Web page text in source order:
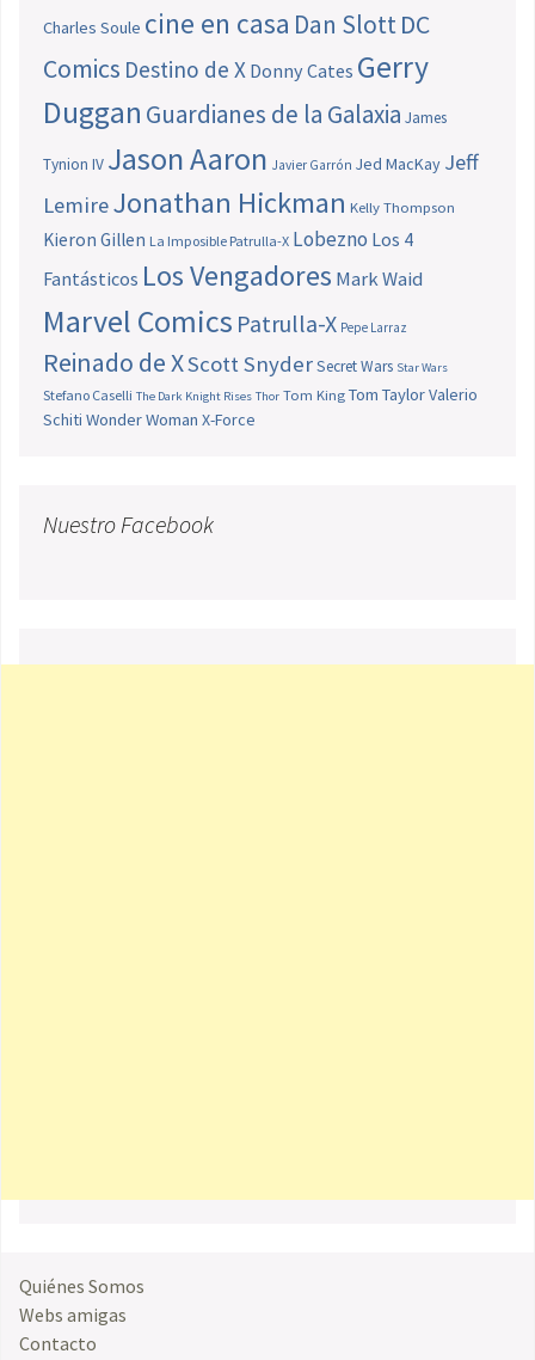
Charles Soule cine en casa Dan SlottDC
Comics Destino de X Donny Cates Gerry
Duggan Guardianes de la Galaxia James
Tynion IV Jason Aaron Javier Garrón Jed MacKay Jeff
LemireJonathan Hickman Kelly Thompson
Kieron Gillen La Imposible Patrulla-X Lobezno Los 4
Fantásticos Los Vengadores Mark Waid
Marvel Comics Patrulla-X Pepe Larraz
Reinado de XScott SnyderSecret Wars Star Wars
Stefano Caselli The Dark Knight Rises Thor Tom King Tom TaylorValerio
Schiti Wonder Woman X-Force
Nuestro Facebook
Quiénes Somos
Webs amigas
Contacto